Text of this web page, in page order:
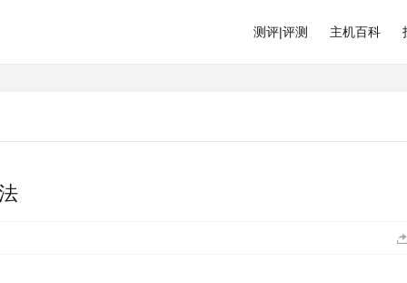
测评|评测 主机百科